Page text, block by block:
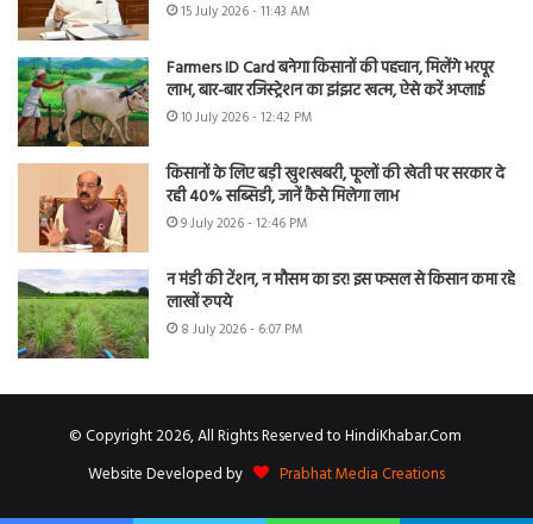
15 July 2026 - 11:43 AM
Farmers ID Card बनेगा किसानों की पहचान, मिलेंगे भरपूर
लाभ, बार-बार रजिस्ट्रेशन का झंझट खत्म, ऐसे करें अप्लाई
10 July 2026 - 12:42 PM
किसानों के लिए बड़ी खुशखबरी, फूलों की खेती पर सरकार दे
रही 40% सब्सिडी, जानें कैसे मिलेगा लाभ
9 July 2026 - 12:46 PM
न मंडी की टेंशन, न मौसम का डर! इस फसल से किसान कमा रहे
लाखों रुपये
8 July 2026 - 6:07 PM
© Copyright 2026, All Rights Reserved to HindiKhabar.Com
Website Developed by
Prabhat Media Creations